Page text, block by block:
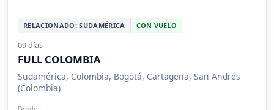
RELACIONADO: SUDAMÉRICA CON VUELO
09 días
FULL COLOMBIA
Sudamérica, Colombia, Bogotá, Cartagena, San Andrés
(Colombia)